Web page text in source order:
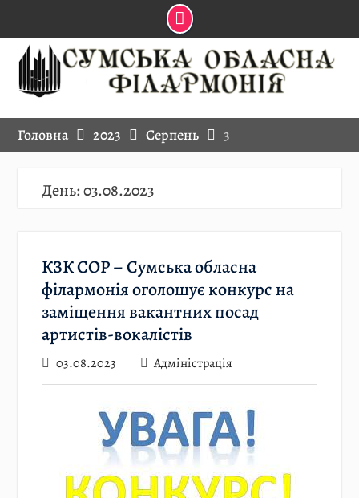
Skip
content
Головна 2023 Серпень 3
День:03.08.2023
КЗК СОР – Сумська обласна
філармонія оголошує конкурс на
заміщення вакантних посад
артистів-вокалістів
03.08.2023 Адміністрація